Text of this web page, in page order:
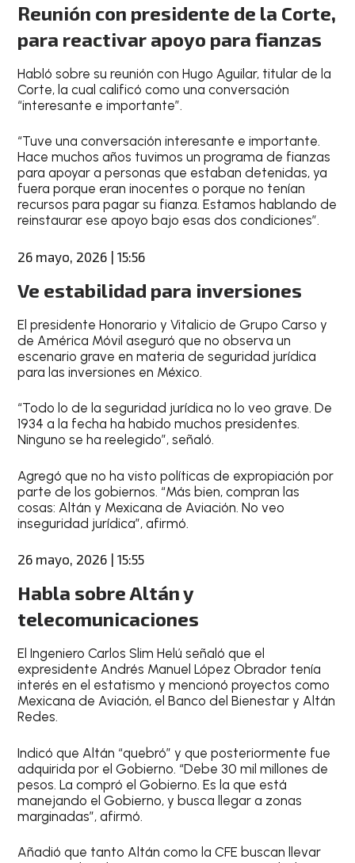
Reunión con presidente de la Corte,
para reactivar apoyo para fianzas
Habló sobre su reunión con Hugo Aguilar, titular de la
Corte, la cual calificó como una conversación
“interesante e importante”.
“Tuve una conversación interesante e importante.
Hace muchos años tuvimos un programa de fianzas
para apoyar a personas que estaban detenidas, ya
fuera porque eran inocentes o porque no tenían
recursos para pagar su fianza. Estamos hablando de
reinstaurar ese apoyo bajo esas dos condiciones”.
26 mayo, 2026 | 15:56
Ve estabilidad para inversiones
El presidente Honorario y Vitalicio de Grupo Carso y
de América Móvil aseguró que no observa un
escenario grave en materia de seguridad jurídica
para las inversiones en México.
“Todo lo de la seguridad jurídica no lo veo grave. De
1934 a la fecha ha habido muchos presidentes.
Ninguno se ha reelegido”, señaló.
Agregó que no ha visto políticas de expropiación por
parte de los gobiernos. “Más bien, compran las
cosas: Altán y Mexicana de Aviación. No veo
inseguridad jurídica”, afirmó.
26 mayo, 2026 | 15:55
Habla sobre Altán y
telecomunicaciones
El Ingeniero Carlos Slim Helú señaló que el
expresidente Andrés Manuel López Obrador tenía
interés en el estatismo y mencionó proyectos como
Mexicana de Aviación, el Banco del Bienestar y Altán
Redes.
Indicó que Altán “quebró” y que posteriormente fue
adquirida por el Gobierno. “Debe 30 mil millones de
pesos. La compró el Gobierno. Es la que está
manejando el Gobierno, y busca llegar a zonas
marginadas”, afirmó.
Añadió que tanto Altán como la CFE buscan llevar